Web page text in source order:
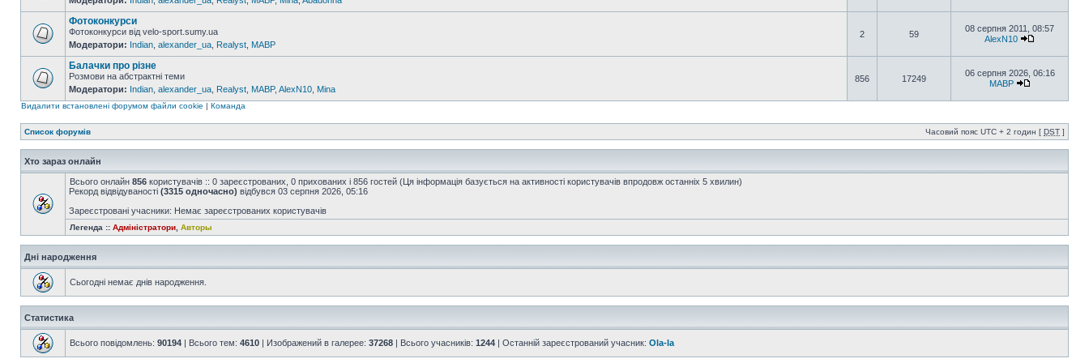
Фотоконкурси
Фотоконкурси від velo-sport.sumy.ua
Модератори: Indian alexander_ua Realyst MABP
2 59
08 серпня 2011, 08:57
AlexN10
Балачки про різне
Розмови на абстрактні теми
Модератори: Indian alexander_ua Realyst MABP, AlexN10 Mina
856 17249
06 серпня 2026, 06:16
MABP
Видалити встановлені форумом файли cookie | Команда
Список форумів Часовий пояс UTC + 2 годин [ DST ]
Хто зараз онлайн
Всього онлайн 856 користувачів :: 0 зареєстрованих, 0 прихованих і 856 гостей (Ця інформація базується на активності користувачів впродовж останніх 5 хвилин)
Рекорд відвідуваності (3315 одночасно) відбувся 03 серпня 2026, 05:16
Зареєстровані учасники: Немає зареєстрованих користувачів
Легенда :: Адміністратори Авторы
Дні народження
Сьогодні немає днів народження.
Статистика
Всього повідомлень: 90194 | Всього тем: 4610 | Изображений в галерее: 37268 | Всього учасників: 1244 | Останній зареєстрований учасник: Ola-la